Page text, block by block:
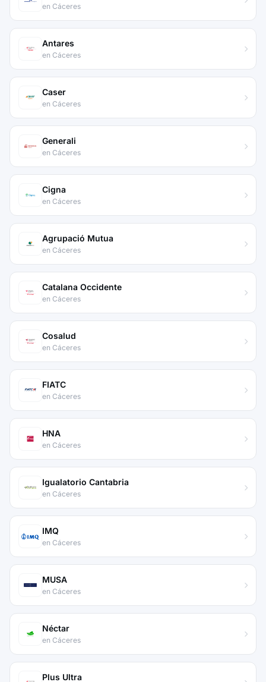
en Cáceres
Antares
en Cáceres
Caser
en Cáceres
Generali
en Cáceres
Cigna
en Cáceres
Agrupació Mutua
en Cáceres
Catalana Occidente
en Cáceres
Cosalud
en Cáceres
FIATC
en Cáceres
HNA
en Cáceres
Igualatorio Cantabria
en Cáceres
IMQ
en Cáceres
MUSA
en Cáceres
Néctar
en Cáceres
Plus Ultra